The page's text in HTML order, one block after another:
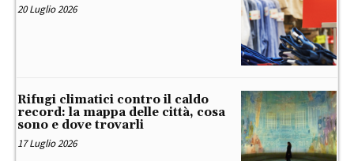
20 Luglio 2026
Rifugi climatici contro il caldo
record: la mappa delle città, cosa
sono e dove trovarli
17 Luglio 2026